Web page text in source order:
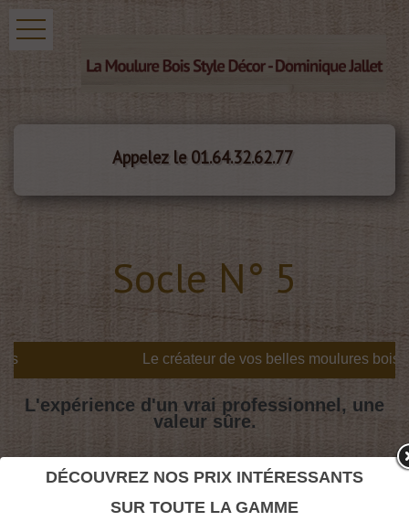
Appelez le 01.64.32.62.77
Socle N° 5
L'expérience d'un vrai professionnel, une
valeur sûre.
Socle N° 5
Socle Louis Philippe
DÉCOUVREZ NOS PRIX INTÉRESSANTS
SUR TOUTE LA GAMME